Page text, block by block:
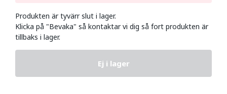
Produkten är tyvärr slut i lager.
Klicka på "Bevaka" så kontaktar vi dig så fort produkten är
tillbaks i lager.
Ej i lager